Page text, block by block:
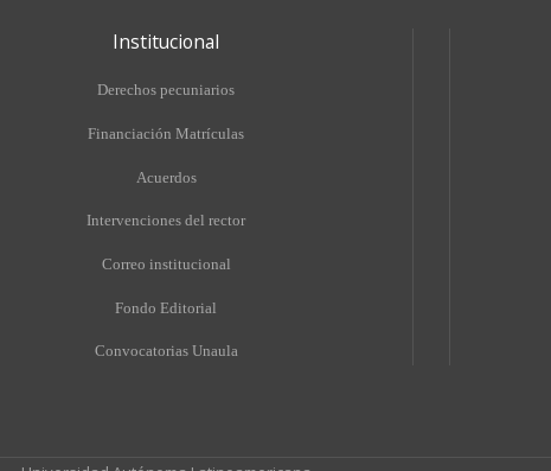
Institucional
Derechos pecuniarios
Financiación Matrículas
Acuerdos
Intervenciones del rector
Correo institucional
Fondo Editorial
Convocatorias Unaula